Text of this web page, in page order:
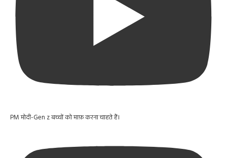
PM मोदी-Gen z बच्चों को माफ़ करना चाहते हैं।